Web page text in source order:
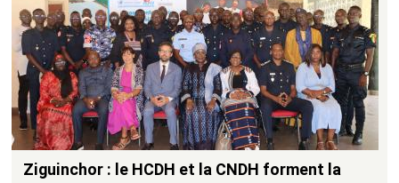
Ziguinchor : le HCDH et la CNDH forment la